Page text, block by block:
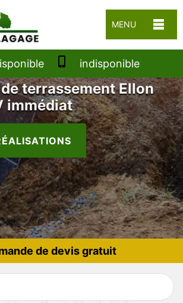
MENU
indisponible
terrassement Ellon
immédiat
de devis gratuit